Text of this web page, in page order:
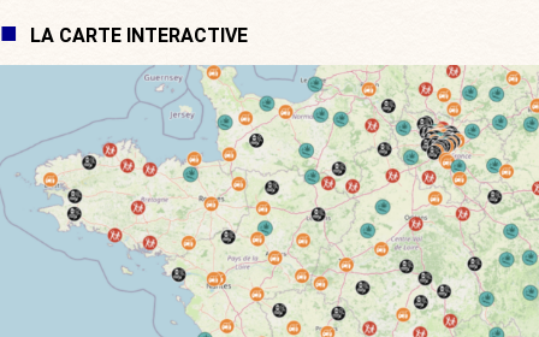
LA CARTE INTERACTIVE